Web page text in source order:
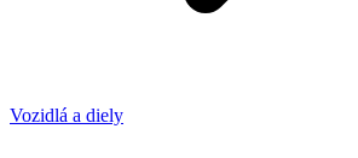
Vozidlá a diely